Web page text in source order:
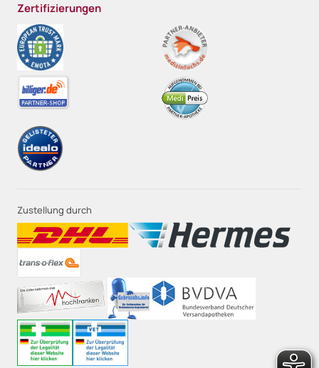
Zertifizierungen
Zustellung durch